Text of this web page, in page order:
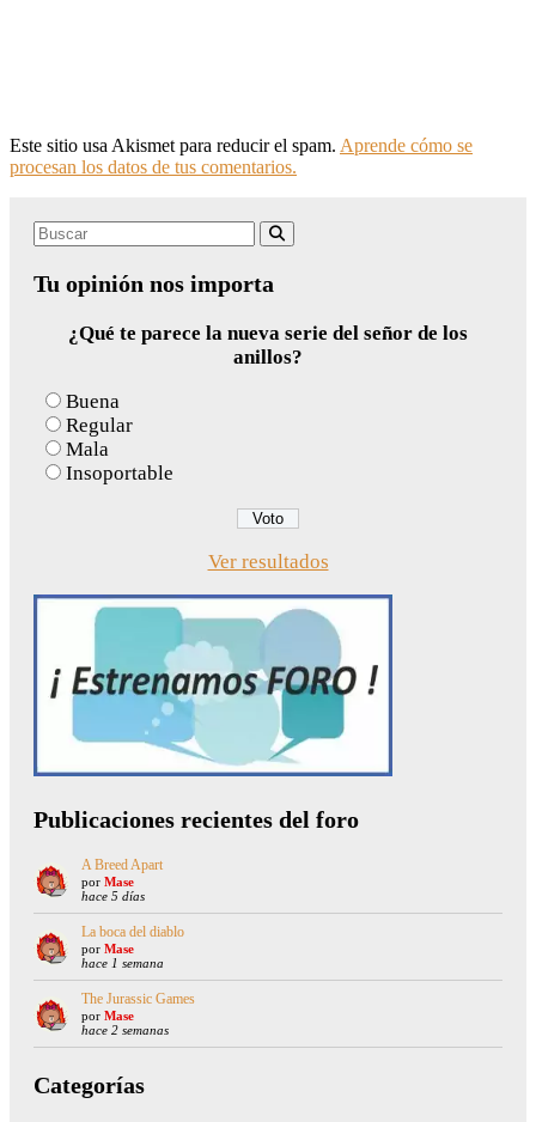
Este sitio usa Akismet para reducir el spam. Aprende cómo se
procesan los datos de tus comentarios.
Search
Tu opinión nos importa
¿Qué te parece la nueva serie del señor de los
anillos?
Buena
Regular
Mala
Insoportable
Ver resultados
Publicaciones recientes del foro
A Breed Apart
por Mase
hace 5 días
La boca del diablo
por Mase
hace 1 semana
The Jurassic Games
por Mase
hace 2 semanas
Categorías